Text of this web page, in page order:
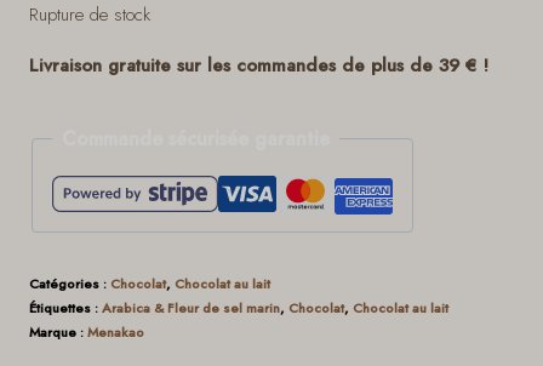
Rupture de stock
Livraison gratuite sur les commandes de plus de 39 € !
Catégories :Chocolat, Chocolat au lait
Étiquettes :Arabica & Fleur de sel marin, Chocolat, Chocolat au lait
Marque :Menakao